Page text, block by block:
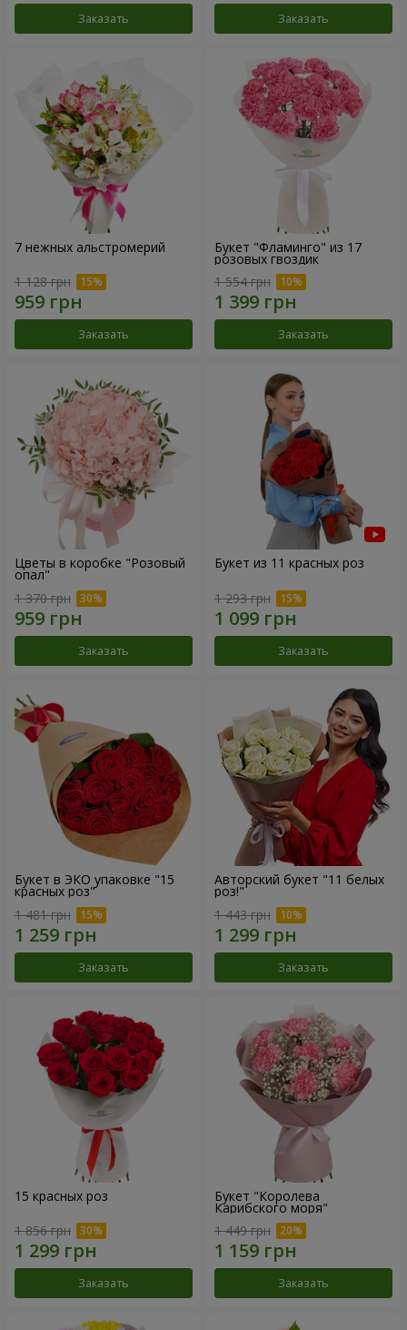
Заказать Заказать
7 нежных альстромерий
1 128 грн
Заказать
Букет "Фламинго" из 17
розовых гвоздик
1 554 грн
Заказать
Цветы в коробке "Розовый
опал"
1 370 грн
Заказать
Букет из 11 красных роз
1 293 грн
Заказать
Букет в ЭКО упаковке "15
красных роз"
1 481 грн
Заказать
Авторский букет "11 белых
роз!"
1 443 грн
Заказать
15 красных роз
1 856 грн
Заказать
Букет "Королева
Карибского моря"
1 449 грн
Заказать